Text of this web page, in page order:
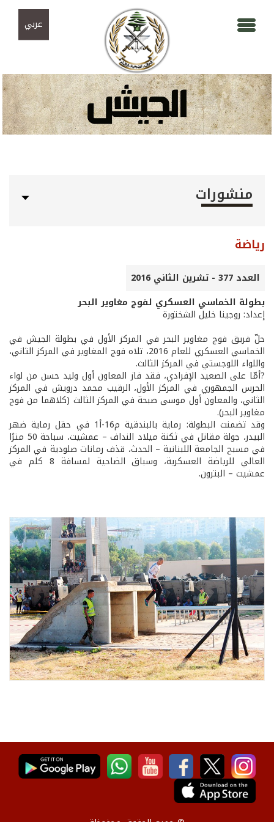
عربي
منشورات
رياضة
العدد 377 - تشرين الثاني 2016
بطولة الخماسي العسكري لفوج مغاوير البحر
إعداد: روجينا خليل الشختورة
حلّ فريق فوج مغاوير البحر في المركز الأول في بطولة الجيش في
الخماسي العسكري للعام 2016، تلاه فوج المغاوير في المركز الثاني،
واللواء اللوجستي في المركز الثالث.
?أمّا على الصعيد الإفرادي، فقد فاز المعاون أول وليد حسن من لواء
الحرس الجمهوري في المركز الأول، الرقيب محمد درويش في المركز
الثاني، والمعاون أول موسى صبحة في المركز الثالث (كلاهما من فوج
مغاوير البحر).
وقد تضمنت البطولة: رماية بالبندقية م16-أ1 في حقل رماية ضهر
البيدر، جولة مقاتل في ثكنة ميلاد النداف – عمشيت، سباحة 50 مترًا
في مسبح الجامعة اللبنانية – الحدث، قذف رمانات صلودية في المركز
العالي للرياضة العسكرية، وسباق الضاحية لمسافة 8 كلم في
عمشيت – البترون.